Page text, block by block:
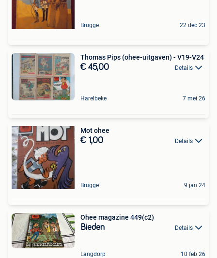
Brugge 22 dec 23
Thomas Pips (ohee-uitgaven) - V19-V24
€ 45,00 Details
Harelbeke 7 mei 26
Mot ohee
€ 1,00 Details
Brugge 9 jan 24
Ohee magazine 449(c2)
Bieden Details
Langdorp 10 feb 26